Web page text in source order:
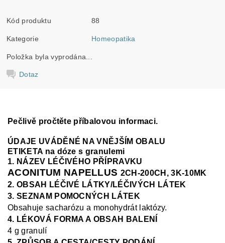
Kód produktu 88
Kategorie Homeopatika
Položka byla vyprodána...
Dotaz
Pečlivě pročtěte příbalovou informaci.
ÚDAJE UVÁDĚNÉ NA VNĚJŠÍM OBALU
ETIKETA na dóze s granulemi
1. NÁZEV LÉČIVÉHO PŘÍPRAVKU
ACONITUM NAPELLUS 2CH-200CH, 3K-10MK
2. OBSAH LÉČIVÉ LÁTKY/LÉČIVÝCH LÁTEK
3. SEZNAM POMOCNÝCH LÁTEK
Obsahuje sacharózu a monohydrát laktózy.
4. LÉKOVÁ FORMA A OBSAH BALENÍ
4 g granulí